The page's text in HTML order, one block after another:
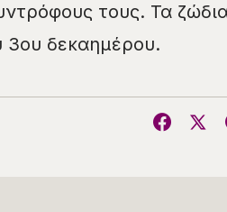
τους. Τα
3ου δεκαημέρου.